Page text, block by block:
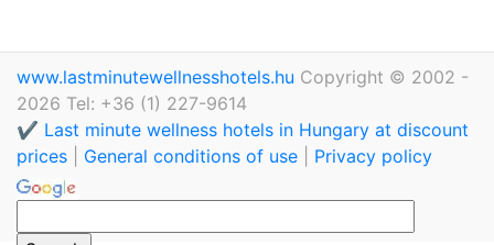
www.lastminutewellnesshotels.hu Copyright © 2002 -
2026 Tel: +36 (1) 227-9614
✔️ Last minute wellness hotels in Hungary at discount
prices
General conditions of use Privacy policy